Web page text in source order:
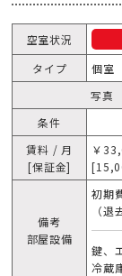
空室状況
タイプ
個室
写真
条件
賃料 / 月
[保証金]
￥
備考
部屋設備
初期
（
鍵、
冷蔵